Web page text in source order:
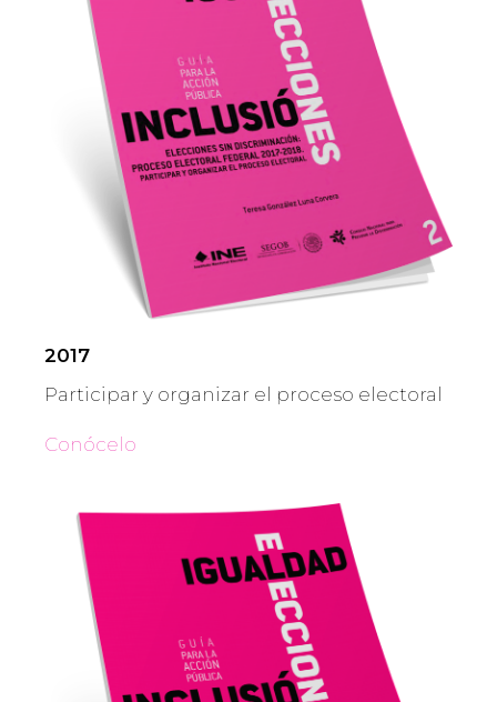
2017
Participar y organizar el proceso electoral
Conócelo